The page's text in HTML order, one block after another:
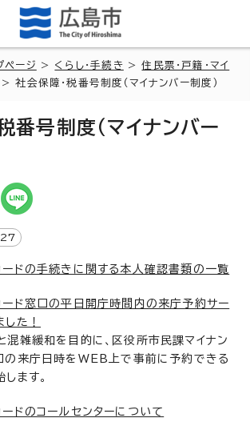
ページ > くらし・手続き >住民票・戸籍・マイ
> 社会保障・税番号制度（マイナンバー制度）
番号制度（マイナンバー
ードの手続きに関する本人確認書類の一覧
ード窓口の平日開庁時間内の来庁予約サー
した！
混雑緩和を目的に、区役所市民課マイナン
の来庁日時をWEB上で事前に予約できる
ます。
ードのコールセンターについて